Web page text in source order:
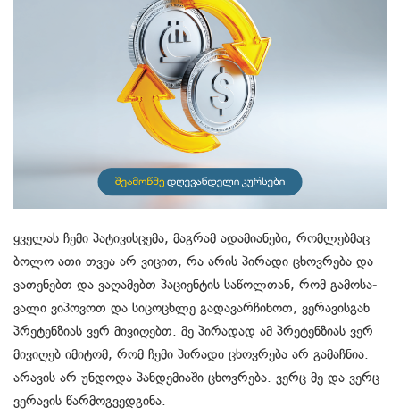
ყვე­ლას ჩემი პა­ტი­ვის­ცე­მა, მაგ­რამ ადა­მი­ა­ნე­ბი, რომ­ლებ­მაც
ბოლო ათი თვეა არ ვი­ცით, რა არის პი­რა­დი ცხოვ­რე­ბა და
ვა­თე­ნებთ და ვა­ღა­მებთ პა­ცი­ენ­ტის სა­წოლ­თან, რომ გა­მო­სა­
ვა­ლი ვი­პო­ვოთ და სი­ცო­ცხლე გა­და­ვარ­ჩი­ნოთ, ვე­რა­ვის­გან
პრე­ტენ­ზი­ას ვერ მი­ვი­ღებთ. მე პი­რა­დად ამ პრე­ტენ­ზი­ას ვერ
მი­ვი­ღებ იმი­ტომ, რომ ჩემი პი­რა­დი ცხოვ­რე­ბა არ გა­მაჩ­ნია.
არა­ვის არ უნ­დო­და პან­დე­მი­ა­ში ცხოვ­რე­ბა. ვერც მე და ვერც
ვე­რა­ვის წარ­მოგ­ვედ­გი­ნა.